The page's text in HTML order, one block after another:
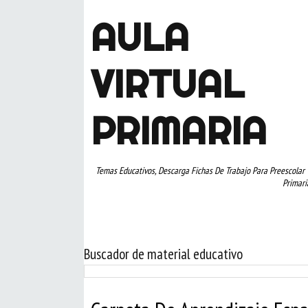
AULA
VIRTUAL
PRIMARIA
Temas Educativos, Descarga Fichas De Trabajo Para Preescolar
Buscador de material educativo